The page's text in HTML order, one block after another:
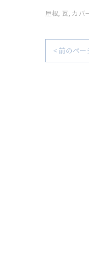
屋根 瓦 カバ
< 前のペー